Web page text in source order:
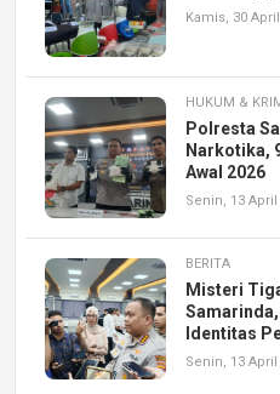
Kamis, 30
HUKUM &
Polresta
Narkotika,
Awal 2026
Senin, 13 April
BERITA
Misteri
Identitas
Senin, 13 April